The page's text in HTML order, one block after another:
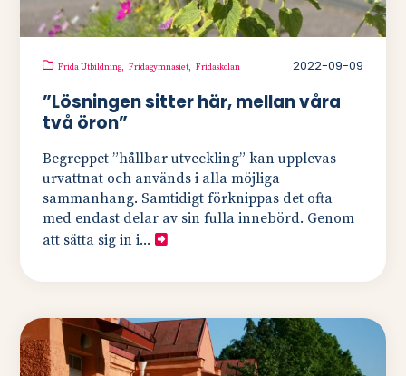
Frida Utbildning, Fridagymnasiet, Fridaskolan 2022-09-09
”Lösningen sitter här, mellan våra
två öron”
Begreppet ”hållbar utveckling” kan upplevas
urvattnat och används i alla möjliga
sammanhang. Samtidigt förknippas det ofta
med endast delar av sin fulla innebörd. Genom
att sätta sig in i...